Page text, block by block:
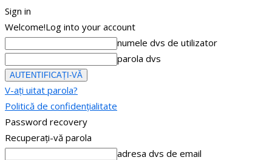
Sign in
Welcome!Log into your account
numele dvs de utilizator
parola dvs
V-ați uitat parola?
Politică de confidențialitate
Password recovery
Recuperați-vă parola
adresa dvs de email